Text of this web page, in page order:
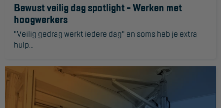
Bewust veilig dag spotlight - Werken met
hoogwerkers
"Veilig gedrag werkt iedere dag" en soms heb je extra
hulp...